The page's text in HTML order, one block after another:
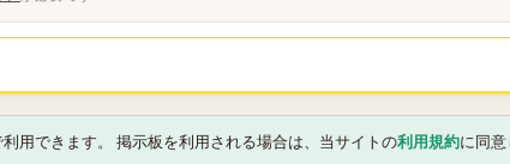
用できます。 掲示板を利用される場合は、当サイトの利用規約に同意